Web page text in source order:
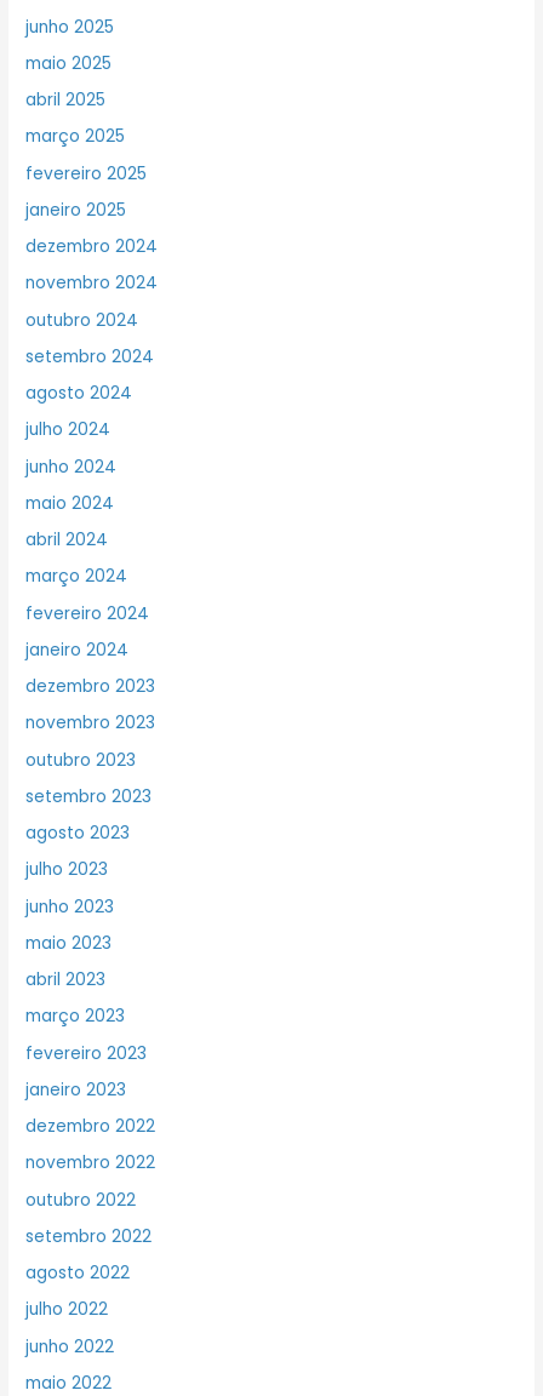
junho 2025
maio 2025
abril 2025
março 2025
fevereiro 2025
janeiro 2025
dezembro 2024
novembro 2024
outubro 2024
setembro 2024
agosto 2024
julho 2024
junho 2024
maio 2024
abril 2024
março 2024
fevereiro 2024
janeiro 2024
dezembro 2023
novembro 2023
outubro 2023
setembro 2023
agosto 2023
julho 2023
junho 2023
maio 2023
abril 2023
março 2023
fevereiro 2023
janeiro 2023
dezembro 2022
novembro 2022
outubro 2022
setembro 2022
agosto 2022
julho 2022
junho 2022
maio 2022